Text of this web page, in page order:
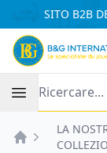
SITO B2B
LA
Pannello di